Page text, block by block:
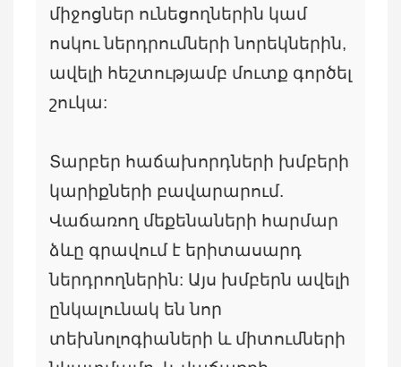
միջոցներ ունեցողներին կամ
ոսկու ներդրումների նորեկներին,
ավելի հեշտությամբ մուտք գործել
շուկա:
Տարբեր հաճախորդների խմբերի
կարիքների բավարարում.
Վաճառող մեքենաների հարմար
ձևը գրավում է երիտասարդ
ներդրողներին: Այս խմբերն ավելի
ընկալունակ են նոր
տեխնոլոգիաների և միտումների